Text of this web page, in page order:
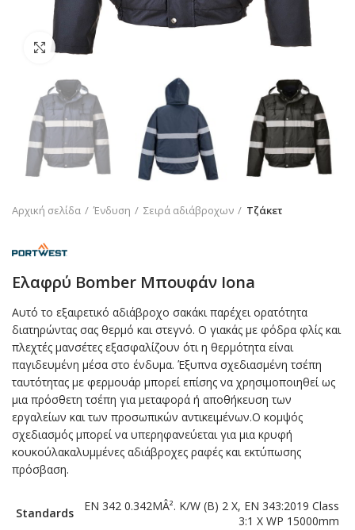
Click to enlarge
Αρχική σελίδα Ένδυση Σειρά αδιάβροχων Τζάκετ
Ελαφρύ Bomber Μπουφάν Iona
Αυτό το εξαιρετικό αδιάβροχο σακάκι παρέχει ορατότητα
διατηρώντας σας θερμό και στεγνό. Ο γιακάς με φόδρα φλίς και
πλεχτές μανσέτες εξασφαλίζουν ότι η θερμότητα είναι
παγιδευμένη μέσα στο ένδυμα. Έξυπνα σχεδιασμένη τσέπη
ταυτότητας με φερμουάρ μπορεί επίσης να χρησιμοποιηθεί ως
μια πρόσθετη τσέπη για μεταφορά ή αποθήκευση των
εργαλείων και των προσωπικών αντικειμένων.Ο κομψός
σχεδιασμός μπορεί να υπερηφανεύεται για μια κρυφή
κουκούλακαλυμμένες αδιάβροχες ραφές και εκτύπωσης
πρόσβαση.
Standards
EN 342 0.342MÂ². K/W (B) 2 X, EN 343:2019 Class
3:1 X WP 15000mm